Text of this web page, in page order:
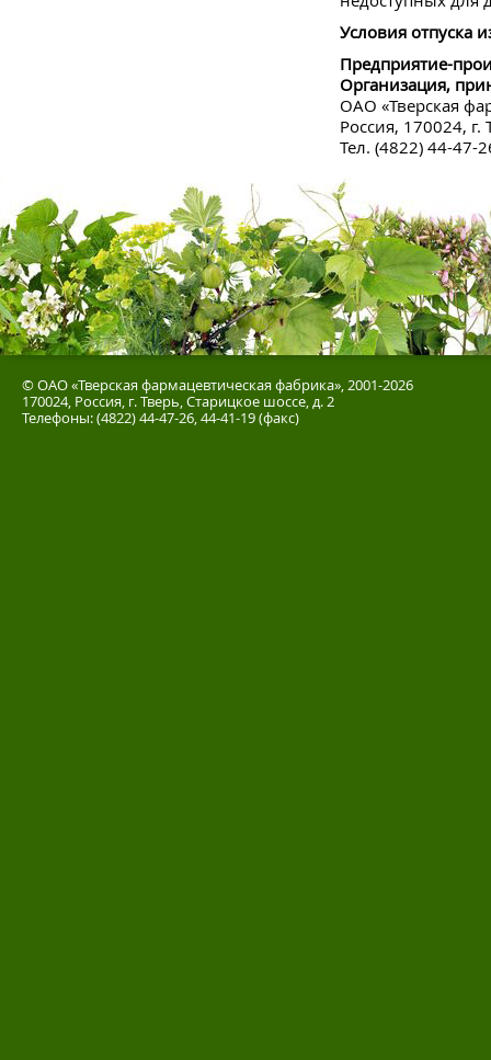
Условия отпуска
Предприятие-
Организация,
ОАО «Тверская
Россия, 170024, г.
Тел. (4822) 44-47-
© ОАО «Тверская фармацевтическая фабрика», 2001-2026
170024, Россия, г. Тверь, Старицкое шоссе, д. 2
Телефоны: (4822) 44-47-26, 44-41-19 (факс)